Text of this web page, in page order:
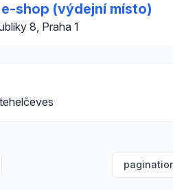
e-shop (výdejní místo)
8, Praha 1